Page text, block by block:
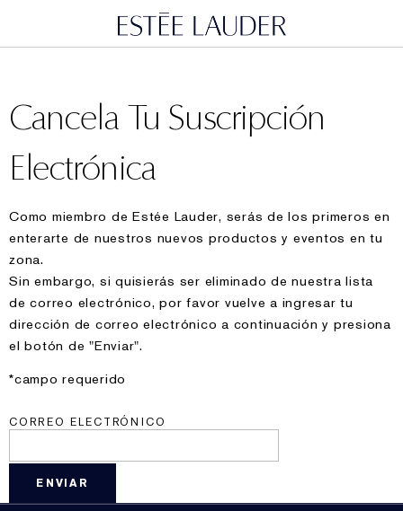
Cancela Tu Suscripción
Electrónica
Como miembro de Estée Lauder, serás de los primeros en
enterarte de nuestros nuevos productos y eventos en tu
zona.
Sin embargo, si quisierás ser eliminado de nuestra lista
de correo electrónico, por favor vuelve a ingresar tu
dirección de correo electrónico a continuación y presiona
el botón de "Enviar".
*campo requerido
CORREO ELECTRÓNICO